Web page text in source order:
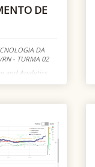
DE
DA
- TURMA 02
and Analytics